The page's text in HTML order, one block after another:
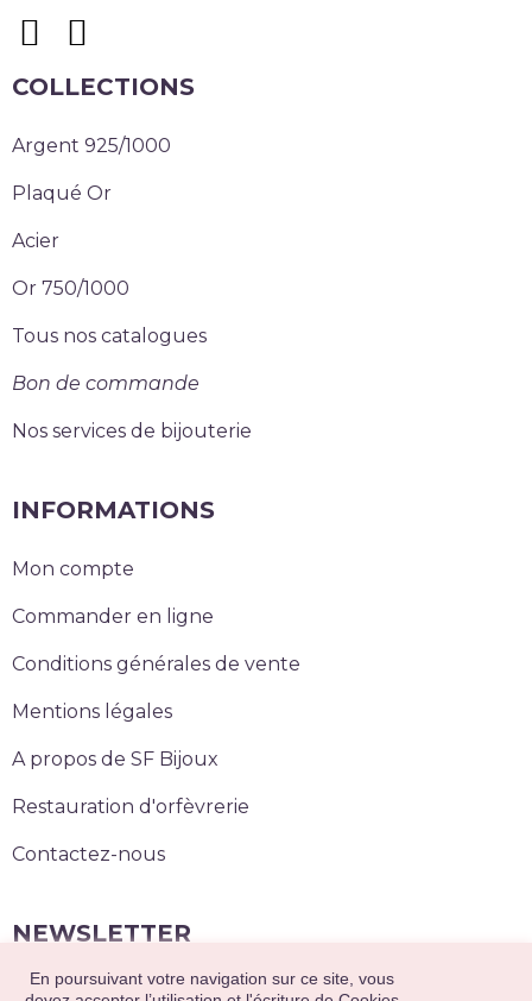
En poursuivant votre navigation sur ce site, vous
COLLECTIONS
Argent 925/1000
Plaqué Or
Acier
Or 750/1000
Tous nos catalogues
Bon de commande
Nos services de bijouterie
INFORMATIONS
Mon compte
Commander en ligne
Conditions générales de vente
Mentions légales
A propos de SF Bijoux
Restauration d'orfèvrerie
Contactez-nous
NEWSLETTER